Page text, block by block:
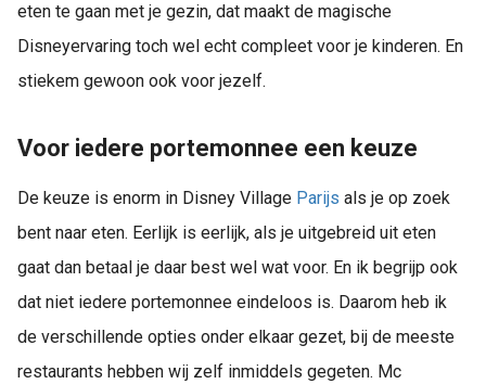
eten te gaan met je gezin, dat maakt de magische
Disneyervaring toch wel echt compleet voor je kinderen. En
stiekem gewoon ook voor jezelf.
Voor iedere portemonnee een keuze
De keuze is enorm in Disney Village Parijs als je op zoek
bent naar eten. Eerlijk is eerlijk, als je uitgebreid uit eten
gaat dan betaal je daar best wel wat voor. En ik begrijp ook
dat niet iedere portemonnee eindeloos is. Daarom heb ik
de verschillende opties onder elkaar gezet, bij de meeste
restaurants hebben wij zelf inmiddels gegeten. Mc